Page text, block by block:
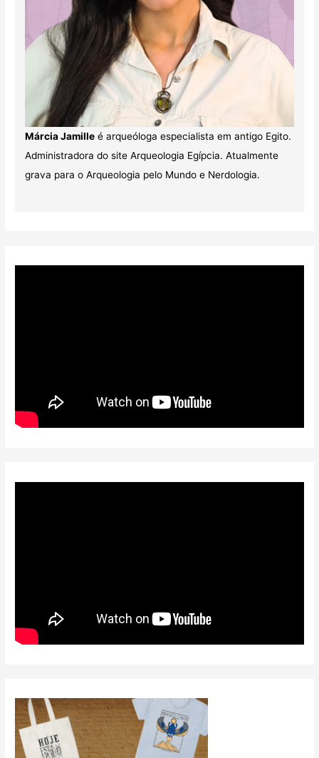
Márcia Jamilleé arqueóloga especialista em antigo Egito.
Administradora do site Arqueologia Egípcia. Atualmente
grava para o Arqueologia pelo Mundo e Nerdologia.